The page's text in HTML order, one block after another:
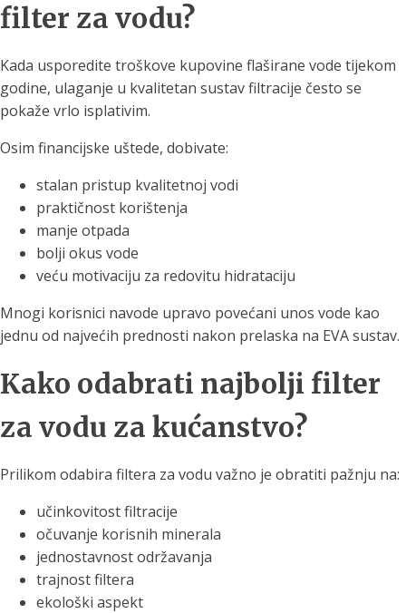
filter za vodu?
Kada usporedite troškove kupovine flaširane vode tijekom
godine, ulaganje u kvalitetan sustav filtracije često se
pokaže vrlo isplativim.
Osim financijske uštede, dobivate:
stalan pristup kvalitetnoj vodi
praktičnost korištenja
manje otpada
bolji okus vode
veću motivaciju za redovitu hidrataciju
Mnogi korisnici navode upravo povećani unos vode kao
jednu od najvećih prednosti nakon prelaska na EVA sustav.
Kako odabrati najbolji filter
za vodu za kućanstvo?
Prilikom odabira filtera za vodu važno je obratiti pažnju na:
učinkovitost filtracije
očuvanje korisnih minerala
jednostavnost održavanja
trajnost filtera
ekološki aspekt